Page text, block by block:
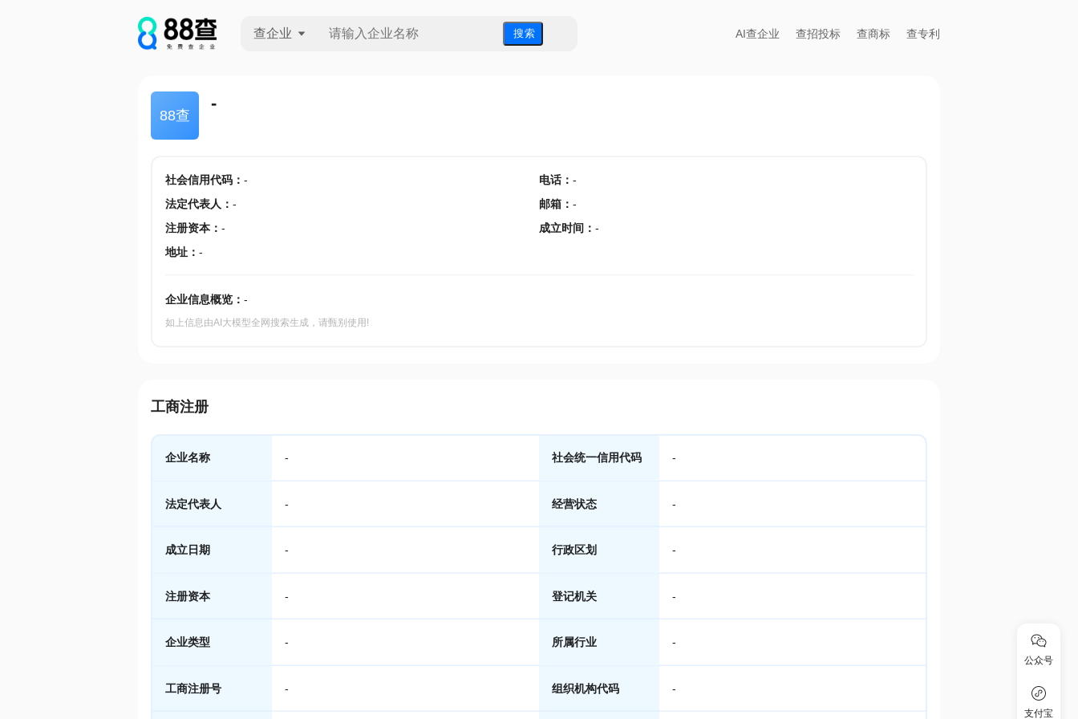
查企业 搜 索 AI查企业 查招投标 查商标 查专利
88查
-
社会信用代码： - 电话： -
法定代表人 ： - 邮箱 ： -
注册资本： - 成立时间 ： -
地址： -
企业信息概览： -
如上信息由AI大模型全网搜索生成，请甄别使用!
工商注册
企业名称 - 社会统一信用代码 -
法定代表人 - 经营状态 -
成立日期 - 行政区划 -
注册资本 - 登记机关 -
企业类型 - 所属行业 -
工商注册号 - 组织机构代码 -
公众号
支付宝